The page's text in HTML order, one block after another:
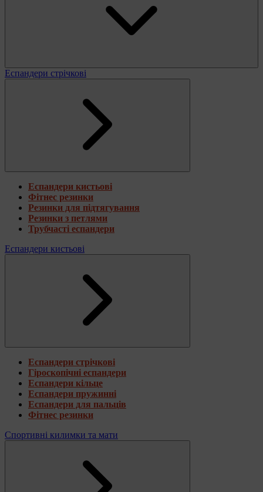
Еспандери стрічкові
Еспандери кистьові
Фітнес резинки
Резинки для підтягування
Резинки з петлями
Трубчасті еспандери
Еспандери кистьові
Еспандери стрічкові
Гіроскопічні еспандери
Еспандери кільце
Еспандери пружинні
Еспандери для пальців
Фітнес резинки
Спортивні килимки та мати